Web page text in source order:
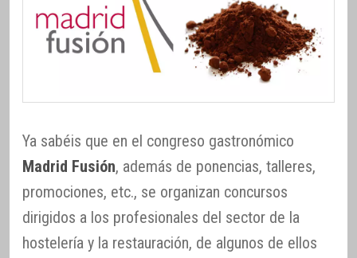
Ya sabéis que en el congreso gastronómico
Madrid Fusión, además de ponencias, talleres,
promociones, etc., se organizan concursos
dirigidos a los profesionales del sector de la
hostelería y la restauración, de algunos de ellos